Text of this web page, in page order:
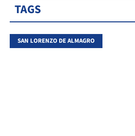
TAGS
SAN LORENZO DE ALMAGRO